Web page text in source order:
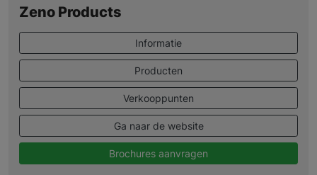
Zeno Products
Informatie
Producten
Verkooppunten
Ga naar de website
Brochures aanvragen